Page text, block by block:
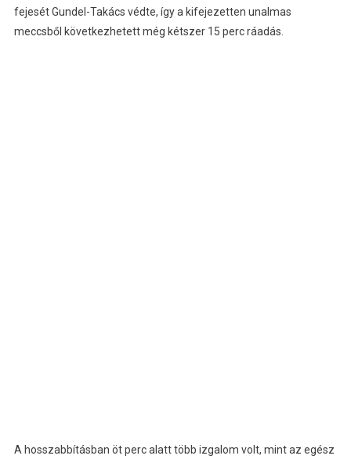
fejesét Gundel-Takács védte, így a kifejezetten unalmas
meccsből következhetett még kétszer 15 perc ráadás.
A hosszabbításban öt perc alatt több izgalom volt, mint az egész